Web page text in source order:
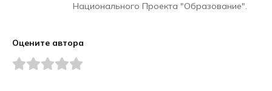
Национального Проекта "Образование".
Оцените автора